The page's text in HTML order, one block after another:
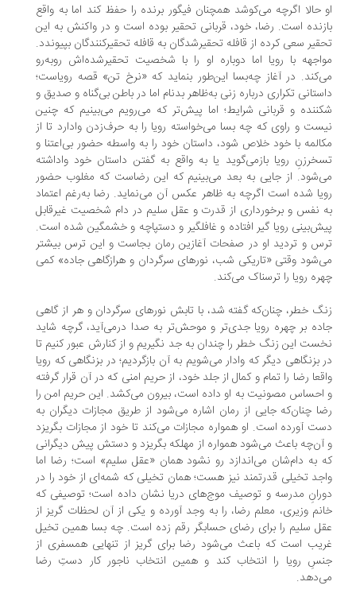
حالا اگرچه می‌کوشد همچنان فیگور برنده را حفظ کند اما به واقع
است. رضا، خود، قربانی تحقیر بوده است و در واکنش به این
سعی کرده از قافله تحقیرشدگان به قافله تحقیرکنندگان بپیوندد.
با رویا اما دوباره او را با شخصیت تحقیرشده‌اش روبه‌رو
در آغاز چه‌بسا این‌طور بنماید که «نرخ تن» قصه رویاست؛
تکراری درباره زنی به‌ظاهر بدنام اما در باطن بی‌گناه و صدیق و
و قربانی شرایط؛ اما پیش‌تر که می‌رویم می‌بینیم که چنین
و راوی که چه بسا می‌خواسته رویا را به حرف‌زدن وادارد تا از
با خود خلاص شود، داستان خود را به واسطه حضور بی‌اعتنا و
رویا بازمی‌گوید یا به واقع به گفتن داستان خود واداشته
از جایی به بعد می‌بینیم که این رضاست که مغلوب حضور
شده است اگرچه به ظاهر عکس آن می‌نماید. رضا به‌رغم اعتماد
نفس و برخورداری از قدرت و عقل سلیم در دام شخصیت غیرقابل
رویا گیر افتاده و غافلگیر و دستپاچه و خشمگین شده است.
و تردید او در صفحات آغازین رمان بجاست و این ترس بیشتر
وقتی «تاریکی شب، نورهای سرگردان و هرازگاهی جاده» کمی
رویا را ترسناک می‌کند.
خطر، چنان‌که گفته شد، با تابش نورهای سرگردان و هر از گاهی
بر چهره رویا جدی‌تر و موحش‌تر به صدا درمی‌آید، گرچه شاید
این زنگ خطر را چندان به جد نگیریم و از کنارش عبور کنیم تا
بزنگاهی دیگر که وادار می‌شویم به آن بازگردیم؛ در بزنگاهی که رویا
رضا را تمام و کمال از جلد خود، از حریم امنی که در آن قرار گرفته
مصونیت به او داده است، بیرون می‌کشد. این حریم امن را
چنان‌که جایی از رمان اشاره می‌شود از طریق مجازات دیگران به
آورده است. او همواره مجازات می‌کند تا خود از مجازات بگریزد
باعث می‌شود همواره از مهلکه بگریزد و دستش پیش دیگرانی
به دام‌شان می‌اندازد رو نشود همان «عقل سلیم» است؛ رضا اما
تخیلی قدرتمند نیز هست؛ همان تخیلی که شمه‌ای از خود را در
مدرسه و توصیف موج‌های دریا نشان داده است؛ توصیفی که
وزیری، معلم رضا، را به وجد آورده و یکی از آن لحظات گریز از
سلیم را برای رضای حسابگر رقم زده است. چه بسا همین تخیل
است که باعث می‌شود رضا برای گریز از تنهایی همسفری از
رویا را انتخاب کند و همین انتخاب ناجور کار دستِ رضا